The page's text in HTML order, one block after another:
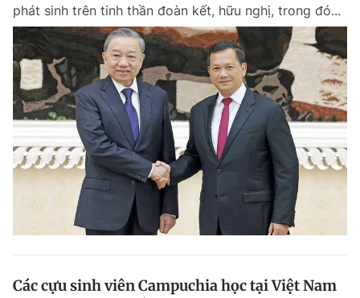
phát sinh trên tinh thần đoàn kết, hữu nghị, trong đó...
Các cựu sinh viên Campuchia học tại Việt Nam